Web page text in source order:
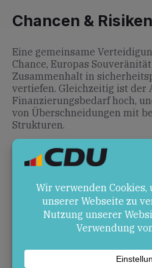
Chancen & Risiken
Eine gemeinsame
Chance, Europas
Zusammenhalt in
vertiefen. Gleichzeitig ist der
Finanzierungsbedarf hoch,
von Überschneidungen mit
Strukturen.
Ausblick
In den kommenden Monaten
wie eine solche
ausgestaltet und finanziert
bleibt, ob Macron Verbündete
Vorschläge in EU-Verträgen
die europäische